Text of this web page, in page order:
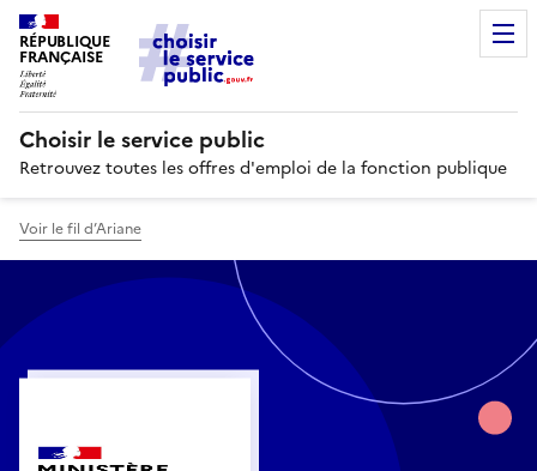
RÉPUBLIQUE
FRANÇAISE
Choisir le service public
Retrouvez toutes les offres d'emploi de la fonction publique
Voir le fil d’Ariane